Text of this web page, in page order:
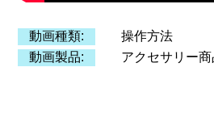
動画種類:
操作方法
動画製品:
アクセサリー